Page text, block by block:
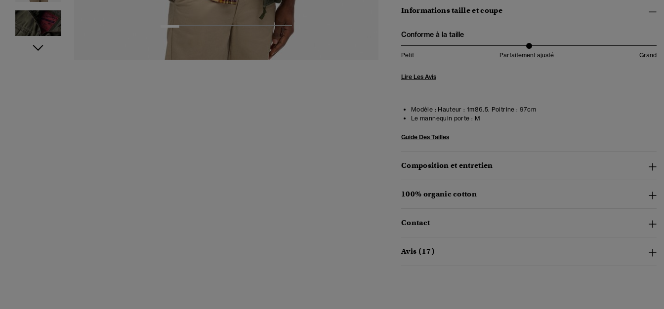
7
Informations taille et coupe
Conforme à la taille
Petit Parfaitement ajusté Grand
Lire Les Avis
Modèle : Hauteur : 1m86.5. Poitrine : 97cm
Le mannequin porte : M
Guide Des Tailles
Composition et entretien
100% organic cotton
Contact
Avis (17)